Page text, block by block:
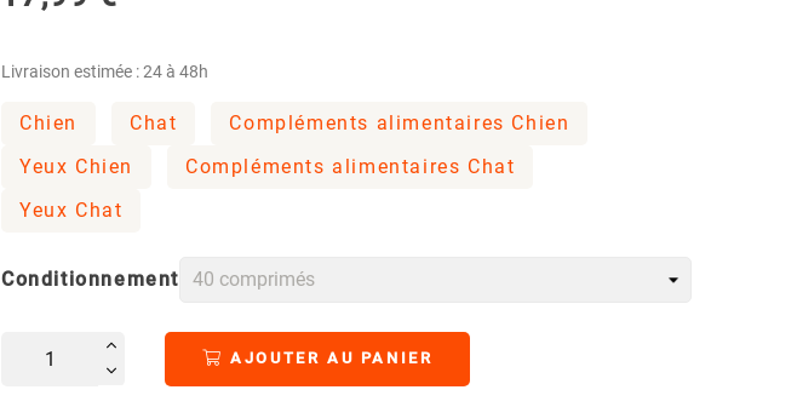
Livraison estimée : 24 à 48h
Chien Chat
Compléments alimentaires Chien
Yeux Chien
Compléments alimentaires Chat
Yeux Chat
Conditionnement
AJOUTER AU PANIER